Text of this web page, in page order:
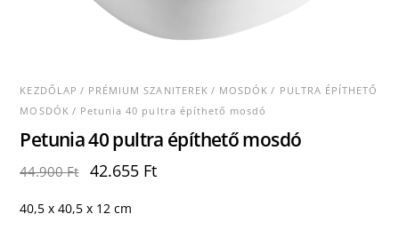
KEZDŐLAP / PRÉMIUM SZANITEREK / MOSDÓK / PULTRA ÉPÍTHETŐ
MOSDÓK / Petunia 40 pultra építhető mosdó
Petunia 40 pultra építhető mosdó
44.900Ft
Original
was:
42.655 FtCurrent
40,5 x 40,5 x 12 cm